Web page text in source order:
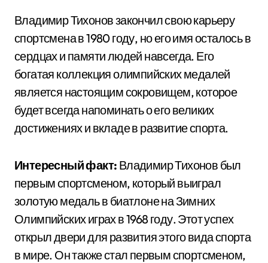
Владимир Тихонов закончил свою карьеру
спортсмена в 1980 году, но его имя осталось в
сердцах и памяти людей навсегда. Его
богатая коллекция олимпийских медалей
является настоящим сокровищем, которое
будет всегда напоминать о его великих
достижениях и вкладе в развитие спорта.
Интересный факт: Владимир Тихонов был
первым спортсменом, который выиграл
золотую медаль в биатлоне на Зимних
Олимпийских играх в 1968 году. Этот успех
открыл двери для развития этого вида спорта
в мире. Он также стал первым спортсменом,